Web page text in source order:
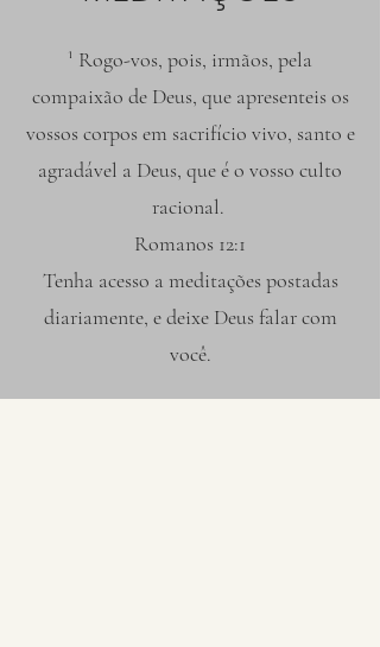
¹ Rogo-vos, pois, irmãos, pela
compaixão de Deus, que apresenteis os
vossos corpos em sacrifício vivo, santo e
agradável a Deus, que é o vosso culto
racional.
Romanos 12:1
Tenha acesso a meditações postadas
diariamente, e deixe Deus falar com
você.